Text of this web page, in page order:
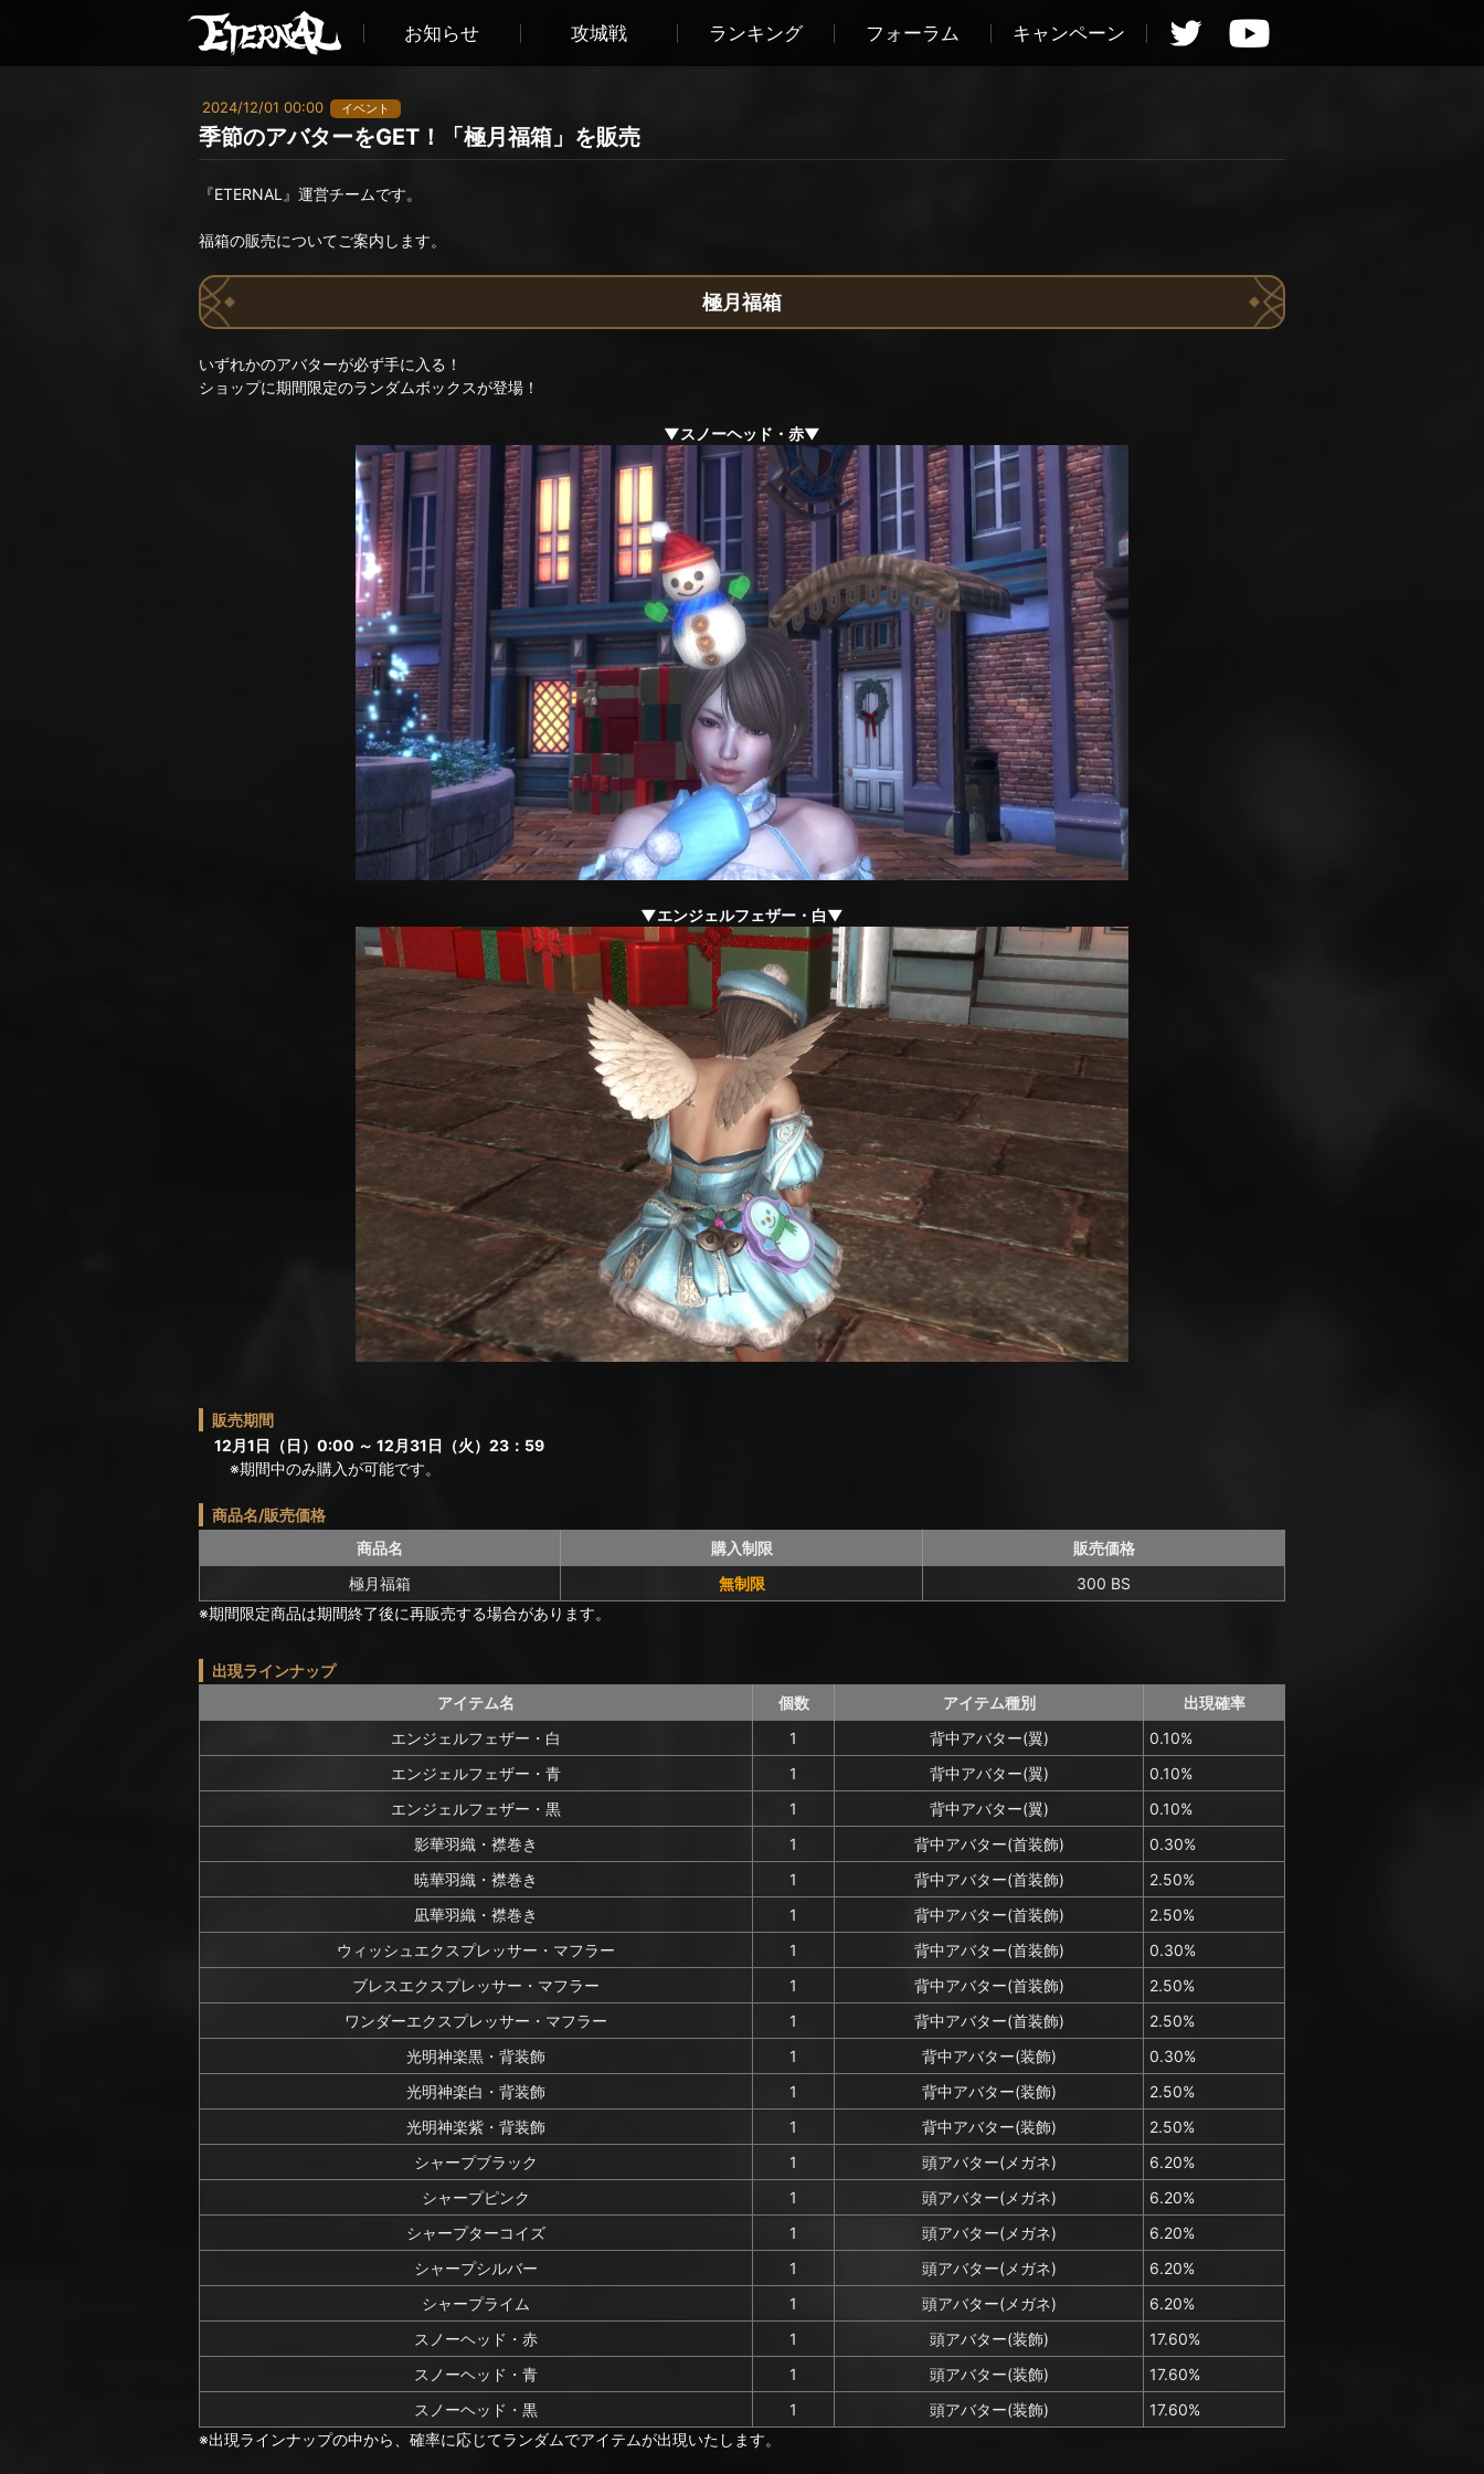
お知らせ 攻城戦 ランキング フォーラム キャンペーン
2024/12/01 00:00 イベント
季節のアバターをGET！「極月福箱」を販売
『ETERNAL』運営チームです。
福箱の販売についてご案内します。
極月福箱
いずれかのアバターが必ず手に入る！
ショップに期間限定のランダムボックスが登場！
▼スノーヘッド・赤▼
▼エンジェルフェザー・白▼
販売期間
12月1日（日）0:00 ～ 12月31日（火）23：59
※期間中のみ購入が可能です。
商品名/販売価格
商品名
購入制限
販売価格
極月福箱
無制限
300 BS
※期間限定商品は期間終了後に再販売する場合があります。
出現ラインナップ
アイテム名
個数 アイテム種別
出現確率
エンジェルフェザー・白
1 背中アバター(翼)
0.10%
エンジェルフェザー・青
1 背中アバター(翼)
0.10%
エンジェルフェザー・黒
1 背中アバター(翼)
0.10%
影華羽織・襟巻き
1 背中アバター(首装飾)
0.30%
暁華羽織・襟巻き
1 背中アバター(首装飾)
2.50%
凪華羽織・襟巻き
1 背中アバター(首装飾)
2.50%
ウィッシュエクスプレッサー・マフラー
1 背中アバター(首装飾)
0.30%
ブレスエクスプレッサー・マフラー
1 背中アバター(首装飾)
2.50%
ワンダーエクスプレッサー・マフラー
1 背中アバター(首装飾)
2.50%
光明神楽黒・背装飾
1 背中アバター(装飾)
0.30%
光明神楽白・背装飾
1 背中アバター(装飾)
2.50%
光明神楽紫・背装飾
1 背中アバター(装飾)
2.50%
シャープブラック
1 頭アバター(メガネ)
6.20%
シャープピンク
1 頭アバター(メガネ)
6.20%
シャープターコイズ
1 頭アバター(メガネ)
6.20%
シャープシルバー
1 頭アバター(メガネ)
6.20%
シャープライム
1 頭アバター(メガネ)
6.20%
スノーヘッド・赤
1 頭アバター(装飾)
17.60%
スノーヘッド・青
1 頭アバター(装飾)
17.60%
スノーヘッド・黒
1 頭アバター(装飾)
17.60%
※出現ラインナップの中から、確率に応じてランダムでアイテムが出現いたします。